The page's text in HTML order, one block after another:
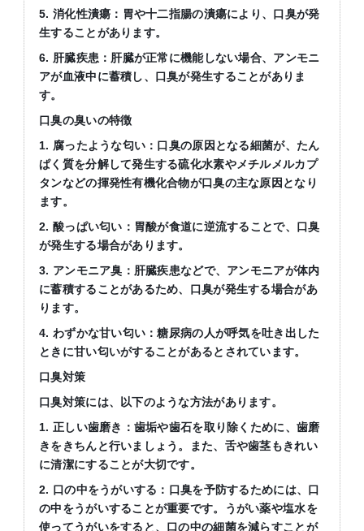
5. 消化性潰瘍：胃や十二指腸の潰瘍により、口臭が発
生することがあります。
6. 肝臓疾患：肝臓が正常に機能しない場合、アンモニ
アが血液中に蓄積し、口臭が発生することがありま
す。
口臭の臭いの特徴
1. 腐ったような匂い：口臭の原因となる細菌が、たん
ぱく質を分解して発生する硫化水素やメチルメルカプ
タンなどの揮発性有機化合物が口臭の主な原因となり
ます。
2. 酸っぱい匂い：胃酸が食道に逆流することで、口臭
が発生する場合があります。
3. アンモニア臭：肝臓疾患などで、アンモニアが体内
に蓄積することがあるため、口臭が発生する場合があ
ります。
4. わずかな甘い匂い：糖尿病の人が呼気を吐き出した
ときに甘い匂いがすることがあるとされています。
口臭対策
口臭対策には、以下のような方法があります。
1. 正しい歯磨き：歯垢や歯石を取り除くために、歯磨
きをきちんと行いましょう。また、舌や歯茎もきれい
に清潔にすることが大切です。
2. 口の中をうがいする：口臭を予防するためには、口
の中をうがいすることが重要です。うがい薬や塩水を
使ってうがいをすると、口の中の細菌を減らすことが